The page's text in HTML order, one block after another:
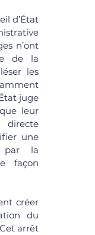
d’État
n’ont
de la
les
juge
leur
directe
une
par la
façon
créer
du
arrêt